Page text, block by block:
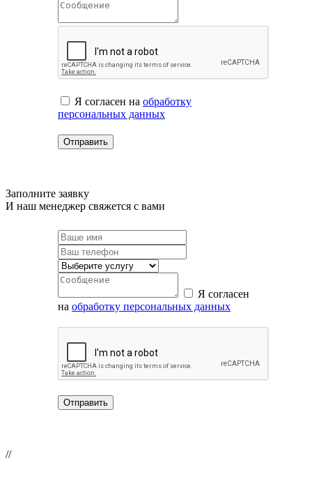
Я согласен на обработку
персональных данных
Заполните заявку
И наш менеджер свяжется с вами
Я согласен
на обработку персональных данных
//